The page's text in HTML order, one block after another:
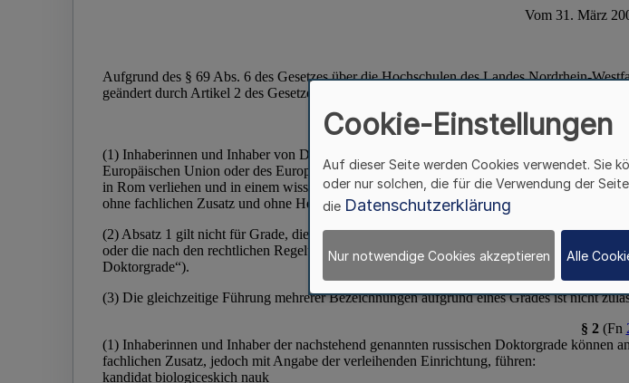
Cookie-Einstellungen
Auf dieser Seite werden Cookies verwendet. Sie
oder nur solchen, die für die Verwendung der
die Datenschutzerklärung
Nur notwendige Cookies akzeptieren Alle